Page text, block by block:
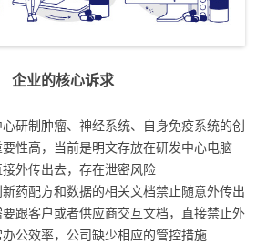
企业的核心诉求
研制肿瘤、神经系统、自身免疫系统的创
性高，当前是明文存放在研发中心电脑
接外传出去，存在泄密风险
药配方和数据的相关文档禁止随意外传出
跟客户或者供应商交互文档，直接禁止外
公效率，公司缺少相应的管控措施